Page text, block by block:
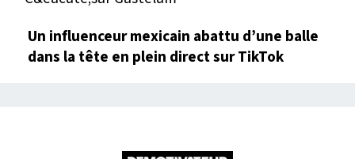
Un influenceur mexicain abattu d’une balle
dans la tête en plein direct sur TikTok